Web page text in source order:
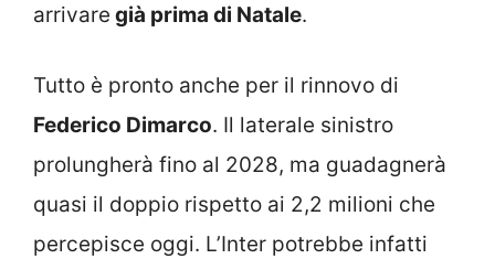
arrivare già prima di Natale.
Tutto è pronto anche per il rinnovo di
Federico Dimarco. Il laterale sinistro
prolungherà fino al 2028, ma guadagnerà
quasi il doppio rispetto ai 2,2 milioni che
percepisce oggi. L’Inter potrebbe infatti